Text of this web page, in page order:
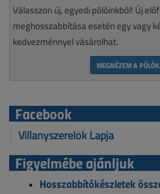
Válasszon új, egyedi pólóinkból! Új
meghosszabbítása esetén egy vagy
kedvezménnyel vásárolhat.
MEGNÉZEM A
Facebook
Villanyszerelők Lapja
Figyelmébe ajánljuk
Hosszabbítókészletek